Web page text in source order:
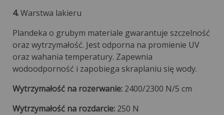
4.Warstwa lakieru
Plandeka o grubym materiale gwarantuje szczelność
oraz wytrzymałość. Jest odporna na promienie UV
oraz wahania temperatury. Zapewnia
wodoodporność i zapobiega skraplaniu się wody.
Wytrzymałość na rozerwanie: 2400/2300 N/5 cm
Wytrzymałość na rozdarcie: 250 N